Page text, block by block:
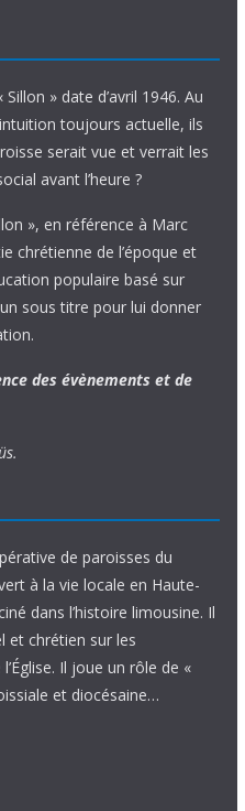
» date d’avril 1946. Au
toujours actuelle, ils
serait vue et verrait les
avant l’heure ?
», en référence à Marc
chrétienne de l’époque et
populaire basé sur
un sous titre pour lui donner
des évènements et de
de paroisses du
à la vie locale en Haute-
dans l’histoire limousine. Il
et chrétien sur les
Il joue un rôle de «
et diocésaine…